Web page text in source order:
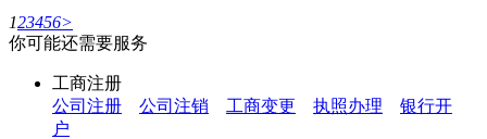
123456>
你可能还需要服务
工商注册
公司注册
公司注销 工商变更 执照办理
银行开
户